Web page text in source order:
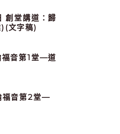
堂講道：歸
文字稿)
音第1堂—道
音第2堂—